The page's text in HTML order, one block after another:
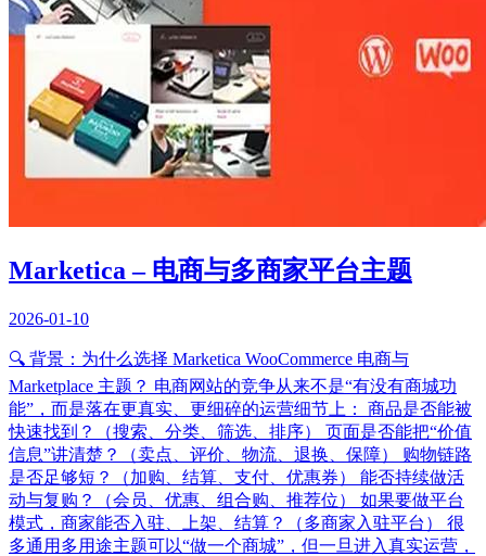
Marketica – 电商与多商家平台主题
2026-01-10
🔍 背景：为什么选择 Marketica WooCommerce 电商与
Marketplace 主题？ 电商网站的竞争从来不是“有没有商城功
能”，而是落在更真实、更细碎的运营细节上： 商品是否能被
快速找到？（搜索、分类、筛选、排序） 页面是否能把“价值
信息”讲清楚？（卖点、评价、物流、退换、保障） 购物链路
是否足够短？（加购、结算、支付、优惠券） 能否持续做活
动与复购？（会员、优惠、组合购、推荐位） 如果要做平台
模式，商家能否入驻、上架、结算？（多商家入驻平台） 很
多通用多用途主题可以“做一个商城”，但一旦进入真实运营，